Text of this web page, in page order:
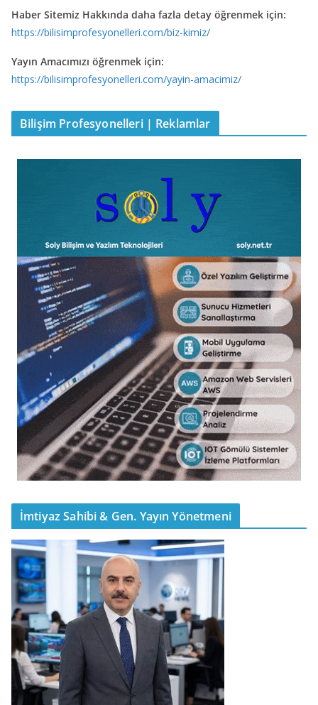
Haber Sitemiz Hakkında daha fazla detay öğrenmek için:
https://bilisimprofesyonelleri.com/biz-kimiz/
Yayın Amacımızı öğrenmek için:
https://bilisimprofesyonelleri.com/yayin-amacimiz/
Bilişim Profesyonelleri | Reklamlar
İmtiyaz Sahibi & Gen. Yayın Yönetmeni